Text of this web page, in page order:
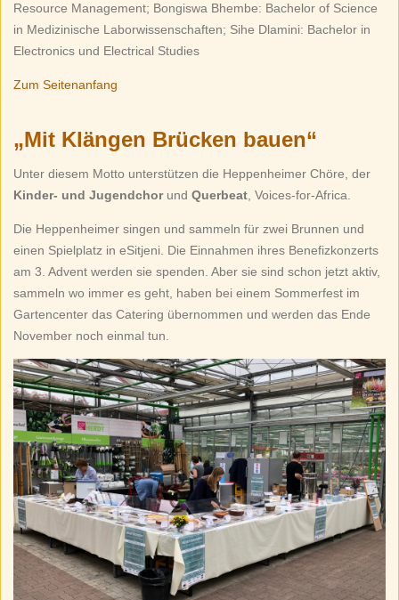
Resource Management; Bongiswa Bhembe: Bachelor of Science
in Medizinische Laborwissenschaften; Sihe Dlamini: Bachelor in
Electronics und Electrical Studies
Zum Seitenanfang
„Mit Klängen Brücken bauen“
Unter diesem Motto unterstützen die Heppenheimer Chöre, der
Kinder- und Jugendchorund Querbeat, Voices-for-Africa.
Die Heppenheimer singen und sammeln für zwei Brunnen und
einen Spielplatz in eSitjeni. Die Einnahmen ihres Benefizkonzerts
am 3. Advent werden sie spenden. Aber sie sind schon jetzt aktiv,
sammeln wo immer es geht, haben bei einem Sommerfest im
Gartencenter das Catering übernommen und werden das Ende
November noch einmal tun.